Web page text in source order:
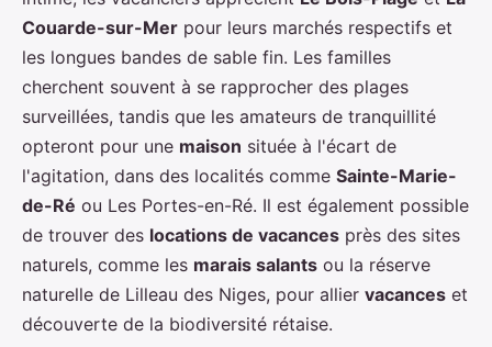
Couarde-sur-Mer pour leurs marchés respectifs et
les longues bandes de sable fin. Les familles
cherchent souvent à se rapprocher des plages
surveillées, tandis que les amateurs de tranquillité
opteront pour une maison située à l'écart de
l'agitation, dans des localités comme Sainte-Marie-
de-Ré ou Les Portes-en-Ré. Il est également possible
de trouver des locations de vacances près des sites
naturels, comme les marais salants ou la réserve
naturelle de Lilleau des Niges, pour allier vacances et
découverte de la biodiversité rétaise.